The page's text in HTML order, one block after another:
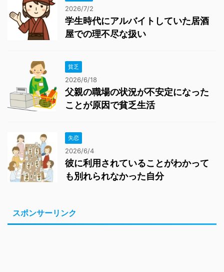
2026/7/2
学生時代にアルバイトしていた居酒
屋での理不尽な扱い
貧乏
2026/6/18
父親の職場の状況が不安定になった
ことが原因で貧乏生活
失恋
2026/6/4
彼に利用されていることがわかって
も別れられなかった自分
スポンサーリンク